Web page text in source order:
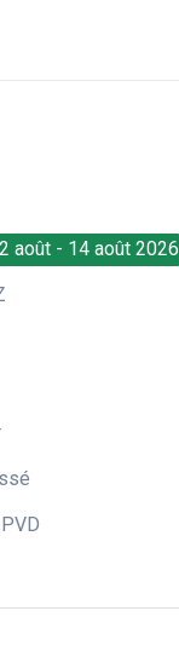
août - 14 août 2026